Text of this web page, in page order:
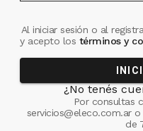
Al iniciar sesión o al
y acepto los términos y
¿No tenés
Por consultas
servicios@eleco.com.aro
de